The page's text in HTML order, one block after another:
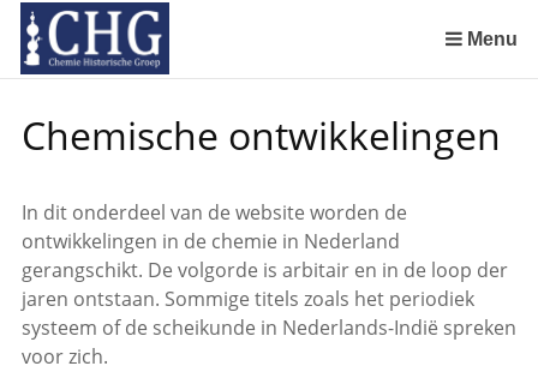
links
over
naar
de
Spring
naar
het
menu
Menu
Chemische ontwikkelingen
In dit onderdeel van de website worden de
ontwikkelingen in de chemie in Nederland
gerangschikt. De volgorde is arbitair en in de loop der
jaren ontstaan. Sommige titels zoals het periodiek
systeem of de scheikunde in Nederlands-Indië spreken
voor zich.